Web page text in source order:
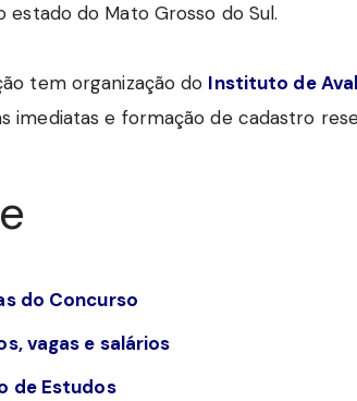
estado do Mato Grosso do Sul.
tem organização do Instituto de
imediatas e formação de cadastro
do Concurso
vagas e salários
de Estudos